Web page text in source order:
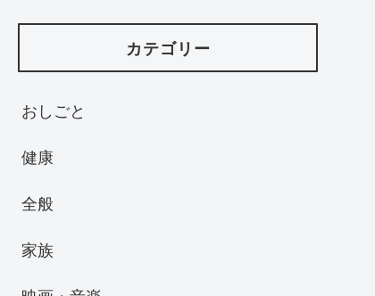
カテゴリー
おしごと
健康
全般
家族